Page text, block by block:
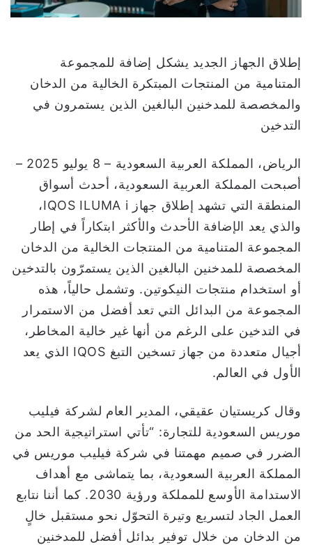
ك
ت
ن
ي
إطلاق الجهاز الجديد يشكل إضافة للمجموعة
المتنامية من المنتجات المبتكرة الخالية من الدخان
والمخصصة للمدخنين البالغين الذين يستمرون في
التدخين
الرياض، المملكة العربية السعودية – 8 يوليو 2025 –
أصبحت المملكة العربية السعودية، أحدث أسواق
المنطقة التي تشهد إطلاق جهاز IQOS ILUMA i،
والذي يعد الإضافة الأحدث والأكثر ابتكاراً في إطار
المجموعة المتنامية من المنتجات الخالية من الدخان
المخصصة للمدخنين البالغين الذين يستمرّون بالتدخين
أو استخدام منتجات النيكوتين. وتشمل حالياً، هذه
المجموعة من البدائل التي تعد أفضل من الاستمرار
في التدخين على الرغم من أنها غير خالية المخاطر،
أجيال متعددة من جهاز تسخين التبغ IQOS الذي يعد
الأول في العالم.
وقال كريستيان عقيقي، المدير العام لشركة فيليب
موريس السعودية للتجارة: “تأتي استراتيجية الحد من
الضرر في صميم مهمتنا في شركة فيليب موريس في
المملكة العربية السعودية، بما يتماشى مع أهداف
الاستدامة الأوسع للمملكة ورؤية 2030. كما أننا نتابع
العمل الجاد لتسريع وتيرة التحوّل نحو مستقبل خالٍ
من الدخان من خلال توفير بدائل أفضل للمدخنين